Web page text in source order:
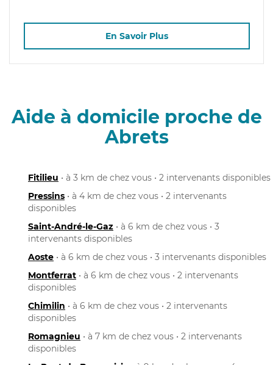
En Savoir Plus
Aide à domicile proche de
Abrets
Fitilieu • à 3 km de chez vous • 2 intervenants disponibles
Pressins • à 4 km de chez vous • 2 intervenants
disponibles
Saint-André-le-Gaz • à 6 km de chez vous • 3
intervenants disponibles
Aoste • à 6 km de chez vous • 3 intervenants disponibles
Montferrat • à 6 km de chez vous • 2 intervenants
disponibles
Chimilin • à 6 km de chez vous • 2 intervenants
disponibles
Romagnieu • à 7 km de chez vous • 2 intervenants
disponibles